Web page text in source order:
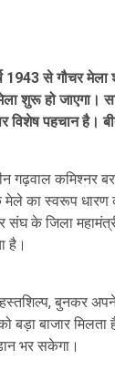
1943 से गौचर
शुरू हो जाएगा।
पहचान है।
गढ़वाल कमिश्नर
मेले का स्वरूप
संघ के जिला
है।
बुनकर
बड़ा बाजार
भर सकेगा।